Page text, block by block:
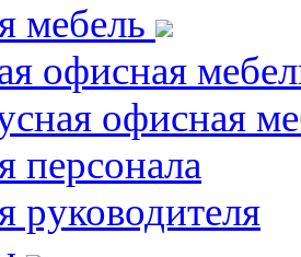
мебель
офисная
офисная
персонала
руководителя